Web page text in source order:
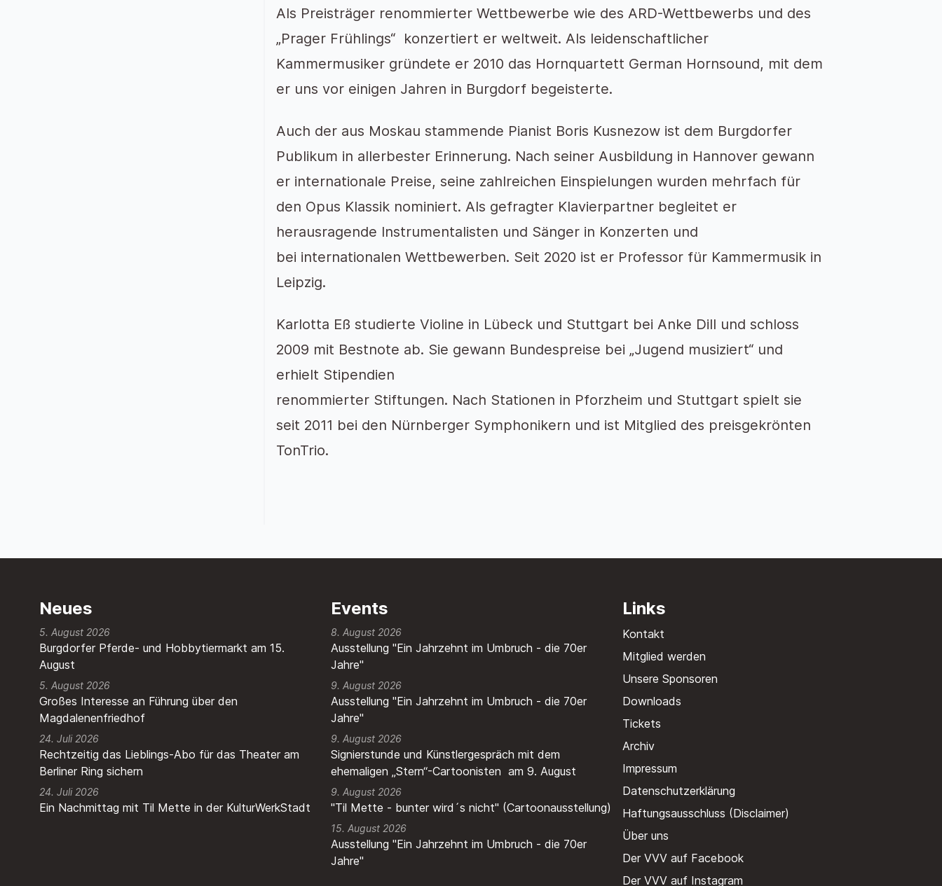
Als Preisträger renommierter Wettbewerbe wie des ARD-Wettbewerbs und des
„Prager Frühlings“ konzertiert er weltweit. Als leidenschaftlicher
Kammermusiker gründete er 2010 das Hornquartett German Hornsound, mit dem
er uns vor einigen Jahren in Burgdorf begeisterte.
Auch der aus Moskau stammende Pianist Boris Kusnezow ist dem Burgdorfer
Publikum in allerbester Erinnerung. Nach seiner Ausbildung in Hannover gewann
er internationale Preise, seine zahlreichen Einspielungen wurden mehrfach für
den Opus Klassik nominiert. Als gefragter Klavierpartner begleitet er
herausragende Instrumentalisten und Sänger in Konzerten und
bei internationalen Wettbewerben. Seit 2020 ist er Professor für Kammermusik in
Leipzig.
Karlotta Eß studierte Violine in Lübeck und Stuttgart bei Anke Dill und schloss
2009 mit Bestnote ab. Sie gewann Bundespreise bei „Jugend musiziert“ und
erhielt Stipendien
renommierter Stiftungen. Nach Stationen in Pforzheim und Stuttgart spielt sie
seit 2011 bei den Nürnberger Symphonikern und ist Mitglied des preisgekrönten
TonTrio.
Neues
Burgdorfer Pferde- und Hobbytiermarkt am 15.
August
5. August 2026
Großes Interesse an Führung über den
Magdalenenfriedhof
5. August 2026
Rechtzeitig das Lieblings-Abo für das Theater am
Berliner Ring sichern
24. Juli 2026
Ein Nachmittag mit Til Mette in der KulturWerkStadt
24. Juli 2026
Events
8. August 2026
Ausstellung "Ein Jahrzehnt im Umbruch - die 70er
Jahre"
9. August 2026
Ausstellung "Ein Jahrzehnt im Umbruch - die 70er
Jahre"
9. August 2026
Signierstunde und Künstlergespräch mit dem
ehemaligen „Stern“-Cartoonisten am 9. August
9. August 2026
"Til Mette - bunter wird´s nicht" (Cartoonausstellung)
15. August 2026
Ausstellung "Ein Jahrzehnt im Umbruch - die 70er
Jahre"
Links
Kontakt
Mitglied werden
Unsere Sponsoren
Downloads
Tickets
Archiv
Impressum
Datenschutzerklärung
Haftungsausschluss (Disclaimer)
Über uns
Der VVV auf Facebook
Der VVV auf Instagram